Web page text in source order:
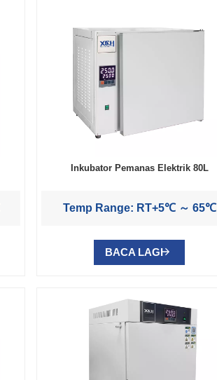
Inkubator Pemanas Elektrik 80L
Temp Range: RT+5℃ ～ 65℃
BACA LAGI